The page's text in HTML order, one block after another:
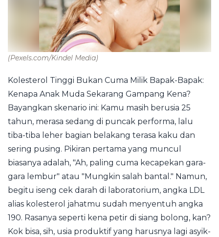
(Pexels.com/Kindel Media)
Kolesterol Tinggi Bukan Cuma Milik Bapak-Bapak:
Kenapa Anak Muda Sekarang Gampang Kena?
Bayangkan skenario ini: Kamu masih berusia 25
tahun, merasa sedang di puncak performa, lalu
tiba-tiba leher bagian belakang terasa kaku dan
sering pusing. Pikiran pertama yang muncul
biasanya adalah, "Ah, paling cuma kecapekan gara-
gara lembur" atau "Mungkin salah bantal." Namun,
begitu iseng cek darah di laboratorium, angka LDL
alias kolesterol jahatmu sudah menyentuh angka
190. Rasanya seperti kena petir di siang bolong, kan?
Kok bisa, sih, usia produktif yang harusnya lagi asyik-